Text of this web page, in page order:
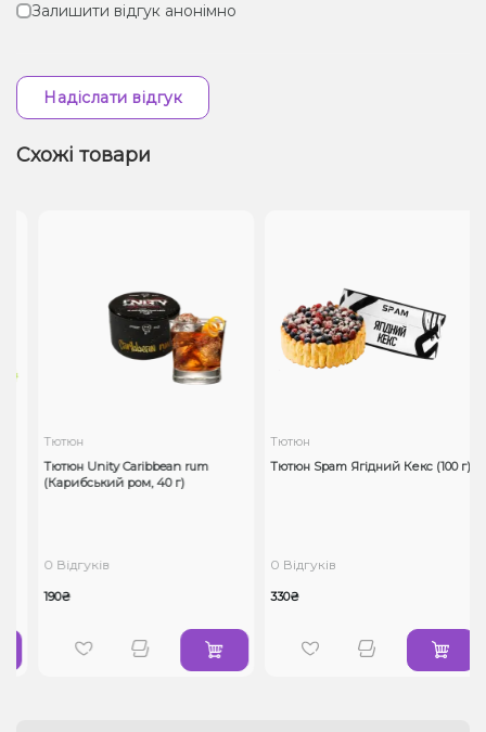
Залишити відгук анонімно
Надіслати відгук
Схожі товари
Тютюн
Тютюн Unity Caribbean rum
(Карибський ром, 40 г)
0 Відгуків
190₴
Тютюн
Тютюн Spam Ягідний Кекс (100 г)
0 Відгуків
330₴